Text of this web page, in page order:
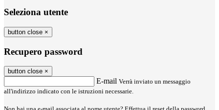
Seleziona utente
button close ×
Recupero password
button close ×
E-mail Verrà inviato un messaggio
all'indirizzo indicato con le istruzioni necessarie.